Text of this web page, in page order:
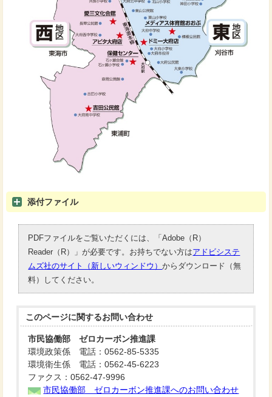
添付ファイル
PDFファイルをご覧いただくには、「Adobe（R）
Reader（R）」が必要です。お持ちでない方はアドビシステ
ムズ社のサイト（新しいウィンドウ）からダウンロード（無
料）してください。
このページに関するお問い合わせ
市民協働部 ゼロカーボン推進課
環境政策係 電話：0562-85-5335
環境衛生係 電話：0562-45-6223
ファクス：0562-47-9996
市民協働部 ゼロカーボン推進課へのお問い合わせ